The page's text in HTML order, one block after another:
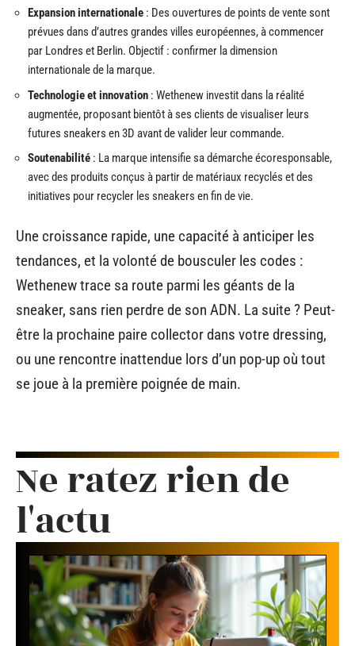
Expansion internationale : Des ouvertures de points de vente sont
prévues dans d’autres grandes villes européennes, à commencer
par Londres et Berlin. Objectif : confirmer la dimension
internationale de la marque.
Technologie et innovation : Wethenew investit dans la réalité
augmentée, proposant bientôt à ses clients de visualiser leurs
futures sneakers en 3D avant de valider leur commande.
Soutenabilité : La marque intensifie sa démarche écoresponsable,
avec des produits conçus à partir de matériaux recyclés et des
initiatives pour recycler les sneakers en fin de vie.
Une croissance rapide, une capacité à anticiper les
tendances, et la volonté de bousculer les codes :
Wethenew trace sa route parmi les géants de la
sneaker, sans rien perdre de son ADN. La suite ? Peut-
être la prochaine paire collector dans votre dressing,
ou une rencontre inattendue lors d’un pop-up où tout
se joue à la première poignée de main.
Ne ratez rien de
l'actu